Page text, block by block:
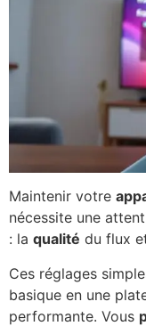
Maintenir votre
nécessite une
: la qualité du flux
Ces réglages
basique en une
performante. Vous